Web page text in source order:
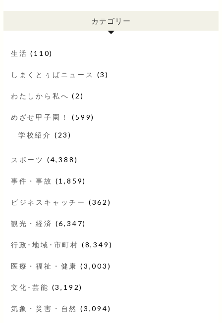
カテゴリー
生活 (110)
しまくとぅばニュース (3)
わたしから私へ (2)
めざせ甲子園！ (599)
学校紹介 (23)
スポーツ (4,388)
事件・事故 (1,859)
ビジネスキャッチー (362)
観光・経済 (6,347)
行政･地域･市町村 (8,349)
医療・福祉・健康 (3,003)
文化･芸能 (3,192)
気象・災害・自然 (3,094)